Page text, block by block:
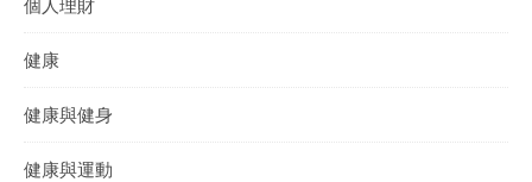
個人理財
健康
健康與健身
健康與運動